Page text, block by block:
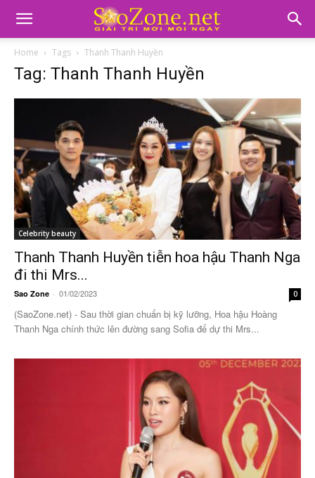
Home Tags Thanh Thanh Huyền
Tag: Thanh Thanh Huyền
Celebrity beauty
Thanh Thanh Huyền tiễn hoa hậu Thanh Nga
đi thi Mrs...
Sao Zone - 01/02/2023 0
(SaoZone.net) - Sau thời gian chuẩn bị kỹ lưỡng, Hoa hậu Hoàng
Thanh Nga chính thức lên đường sang Sofia để dự thi Mrs...